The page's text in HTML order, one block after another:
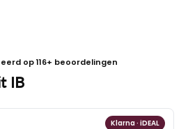
op 116+ beoordelingen
IB
Klarna · iDEAL